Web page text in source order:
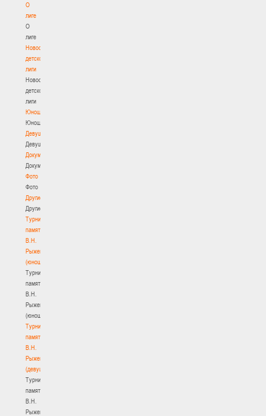
О
лиге
О
лиге
Новости
детской
лиги
Новости
детской
лиги
Юноши
Юноши
Девушки
Девушки
Документы
Документы
Фото
Фото
Другие
Другие
Турнир
памяти
В.Н.
Рыженкова
(юноши)
Турнир
памяти
В.Н.
Рыженкова
(юноши)
Турнир
памяти
В.Н.
Рыженкова
(девушки)
Турнир
памяти
В.Н.
Рыженкова